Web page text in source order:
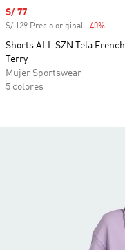
Precio de venta
S/ 77
S/ 129 Precio original -40%
Shorts ALL SZN Tela French
Terry
Mujer Sportswear
5 colores